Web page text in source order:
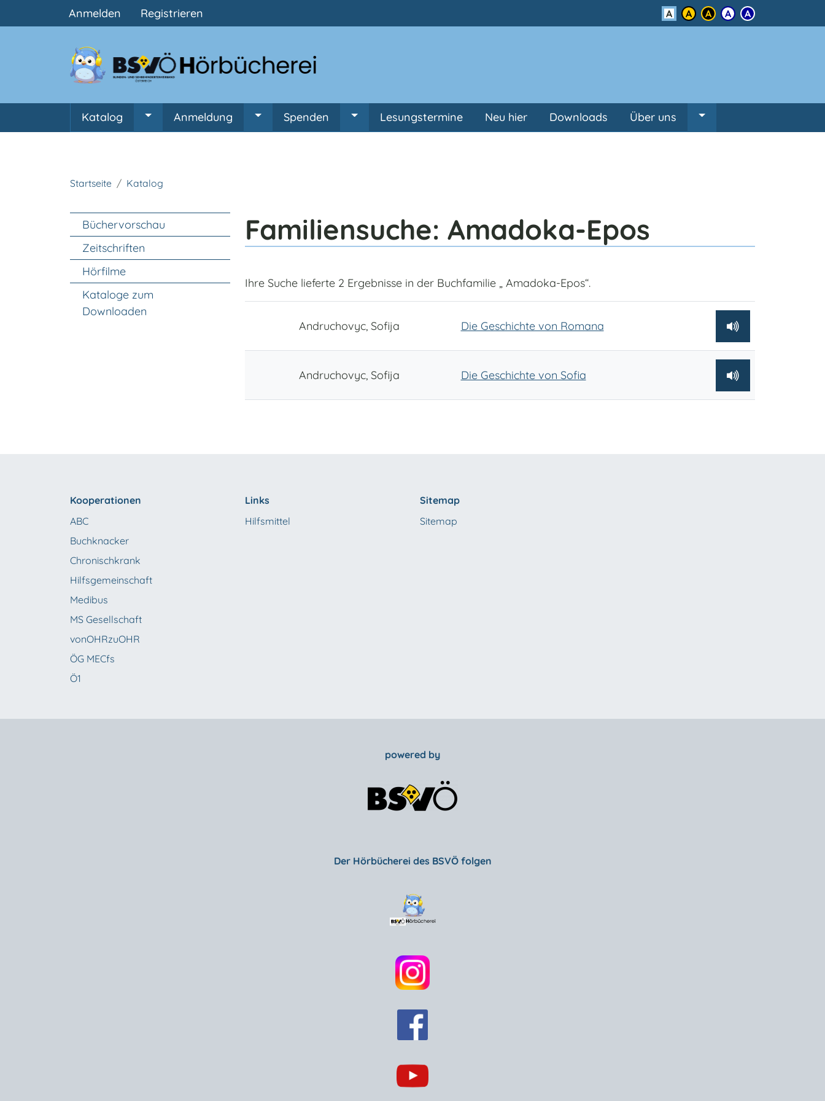
Benutzermenü
Anmelden Registrieren Kontrast
Hauptnavigation
Katalog Untermenü von Katalog
Anmeldung Untermenü von Anmeldung
Spenden Untermenü von Spenden
Lesungstermine Neu hier Downloads Über uns
Startseite Katalog
Familiensuche: Amadoka-Epos
Ihre Suche lieferte 2 Ergebnisse in der Buchfamilie „ Amadoka-Epos“.
Andruchovyc, Sofija Die Geschichte von Romana
Andruchovyc, Sofija Die Geschichte von Sofia
Unter Navigation
Büchervorschau
Zeitschriften
Hörfilme
Kataloge zum
Downloaden
Kooperationen
ABC
Buchknacker
Chronischkrank
Hilfsgemeinschaft
Medibus
MS Gesellschaft
vonOHRzuOHR
ÖG MECfs
Ö1
Links
Hilfsmittel
Sitemap
Sitemap
powered by
Der Hörbücherei des BSVÖ folgen